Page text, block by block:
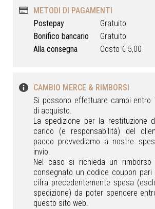
METODI DI PAGAMENTI
Postepay
Gratuito
Bonifico bancario
Gratuito
Alla consegna
Costo € 5,00
CAMBIO MERCE & RIMBORSI
Si possono effettuare cambi entro
di acquisto.
La spedizione per la restituzione
carico (e responsabilità) del
pacco provvediamo a nostre
invio.
Nel caso si richieda un
consegnato un codice coupon pari
cifra precedentemente spesa
spedizione) da poter spendere
questo sito web.